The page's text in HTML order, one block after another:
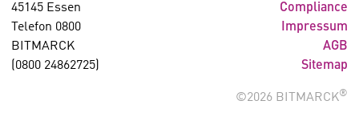
45145 Essen
Telefon 0800
BITMARCK
(0800 24862725)
Compliance
Impressum
AGB
Sitemap
©2026 BITMARCK®